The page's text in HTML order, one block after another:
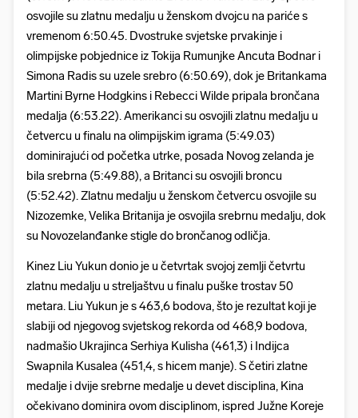
osvojile su zlatnu medalju u ženskom dvojcu na pariće s
vremenom 6:50.45. Dvostruke svjetske prvakinje i
olimpijske pobjednice iz Tokija Rumunjke Ancuta Bodnar i
Simona Radis su uzele srebro (6:50.69), dok je Britankama
Martini Byrne Hodgkins i Rebecci Wilde pripala brončana
medalja (6:53.22). Amerikanci su osvojili zlatnu medalju u
četvercu u finalu na olimpijskim igrama (5:49.03)
dominirajući od početka utrke, posada Novog zelanda je
bila srebrna (5:49.88), a Britanci su osvojili broncu
(5:52.42). Zlatnu medalju u ženskom četvercu osvojile su
Nizozemke, Velika Britanija je osvojila srebrnu medalju, dok
su Novozelanđanke stigle do brončanog odličja.
Kinez Liu Yukun donio je u četvrtak svojoj zemlji četvrtu
zlatnu medalju u streljaštvu u finalu puške trostav 50
metara. Liu Yukun je s 463,6 bodova, što je rezultat koji je
slabiji od njegovog svjetskog rekorda od 468,9 bodova,
nadmašio Ukrajinca Serhiya Kulisha (461,3) i Indijca
Swapnila Kusalea (451,4, s hicem manje). S četiri zlatne
medalje i dvije srebrne medalje u devet disciplina, Kina
očekivano dominira ovom disciplinom, ispred Južne Koreje